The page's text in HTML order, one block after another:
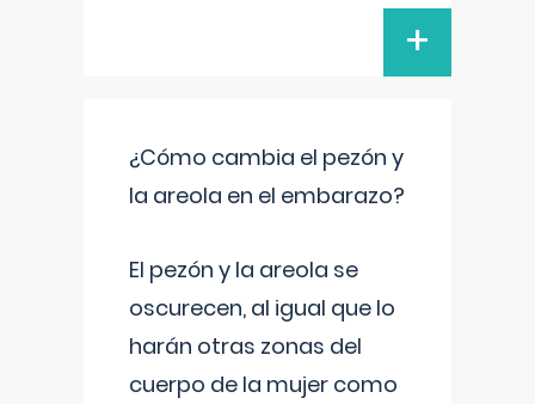
+
¿Cómo cambia el pezón y
la areola en el embarazo?
El pezón y la areola se
oscurecen, al igual que lo
harán otras zonas del
cuerpo de la mujer como